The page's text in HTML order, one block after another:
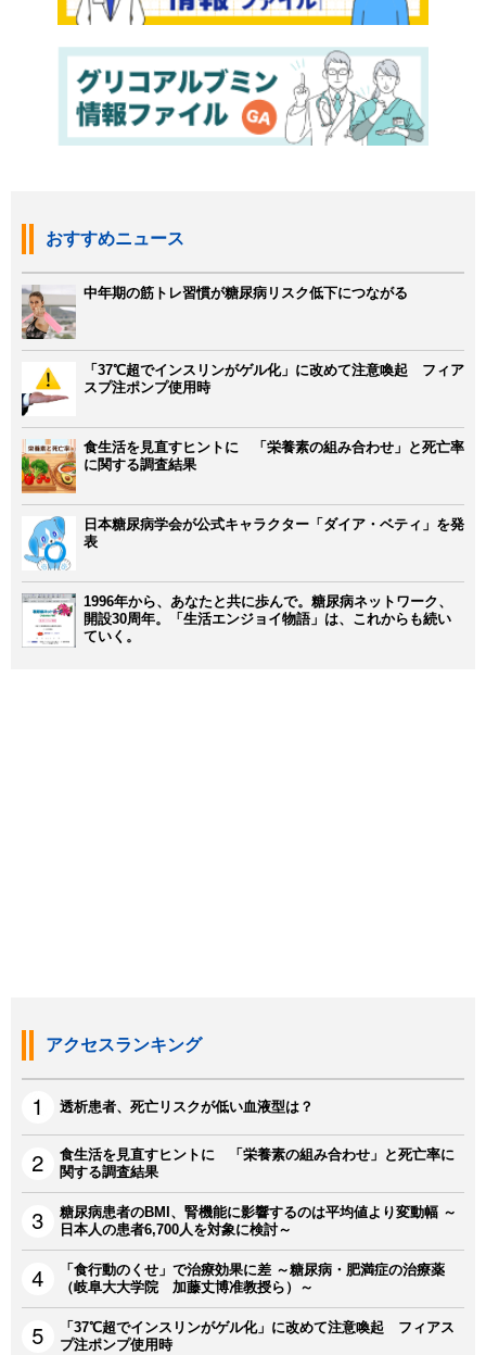
おすすめニュース
中年期の筋トレ習慣が糖尿病リスク低下につながる
「37℃超でインスリンがゲル化」に改めて注意喚起 フィア
スプ注ポンプ使用時
食生活を見直すヒントに 「栄養素の組み合わせ」と死亡率
に関する調査結果
日本糖尿病学会が公式キャラクター「ダイア・ベティ」を発
表
1996年から、あなたと共に歩んで。糖尿病ネットワーク、
開設30周年。「生活エンジョイ物語」は、これからも続い
ていく。
アクセスランキング
透析患者、死亡リスクが低い血液型は？
食生活を見直すヒントに 「栄養素の組み合わせ」と死亡率に
関する調査結果
糖尿病患者のBMI、腎機能に影響するのは平均値より変動幅 ～
日本人の患者6,700人を対象に検討～
「食行動のくせ」で治療効果に差 ～糖尿病・肥満症の治療薬
（岐阜大大学院 加藤丈博准教授ら）～
「37℃超でインスリンがゲル化」に改めて注意喚起 フィアス
プ注ポンプ使用時